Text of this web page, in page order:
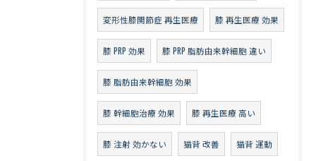
変形性膝関節症 再生医療 膝 再生医療 効果
膝 PRP 効果 膝 PRP 脂肪由来幹細胞 違い
膝 脂肪由来幹細胞 効果
膝 幹細胞治療 効果 膝 再生医療 高い
膝 注射 効かない 猫背 改善 猫背 運動